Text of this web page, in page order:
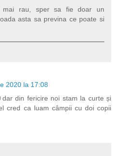
mai rau, sper sa fie doar un
asta sa previna ce poate si
2020 la 17:08
din fericire noi stam la curte și
cred ca luam câmpii cu doi copii